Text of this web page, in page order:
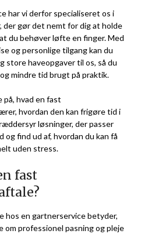
har vi derfor specialiseret os i
gør det nemt for dig at holde
du behøver løfte en finger. Med
og personlige tilgang kan du
store haveopgaver til os, så du
mindre tid brugt på praktik.
hvad en fast
hvordan den kan frigøre tid i
løsninger, der passer
find ud af, hvordan du kan få
uden stress.
fast
hos en gartnerservice betyder,
om professionel pasning og pleje